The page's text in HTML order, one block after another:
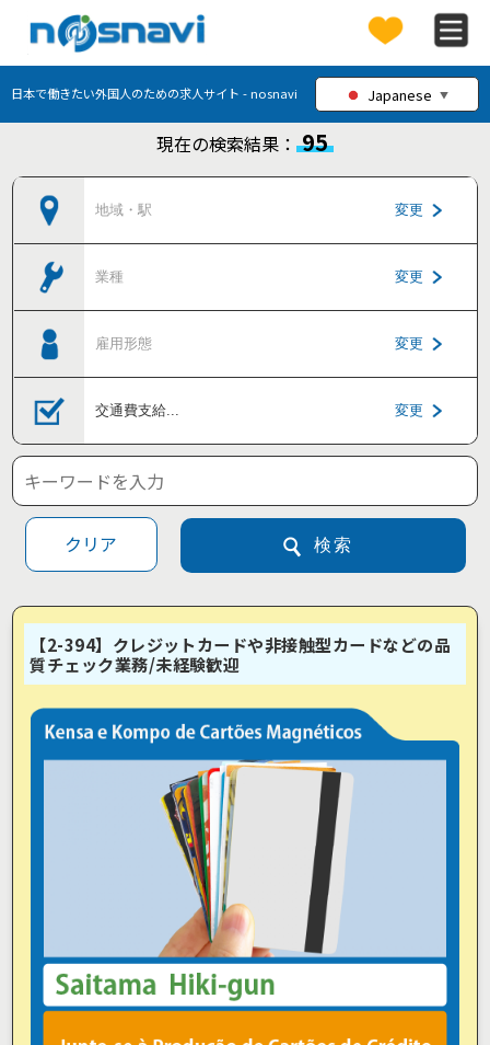
日本で働きたい外国人のための求人サイト - nosnavi Japanese ▼
現在の検索結果： 95
地域・駅 変更
業種 変更
雇用形態 変更
交通費支給... 変更
クリア 検索
【2-394】クレジットカードや非接触型カードなどの品
質チェック業務/未経験歓迎